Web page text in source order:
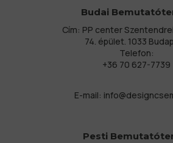
Budai
Cím: PP center
74. épület. 1033
Telefon:
+36 70 627-7739
E-mail:
Pesti